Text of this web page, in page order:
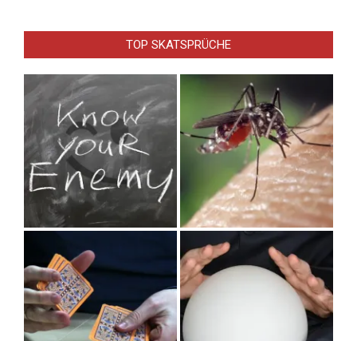
TOP SKATSPRÜCHE